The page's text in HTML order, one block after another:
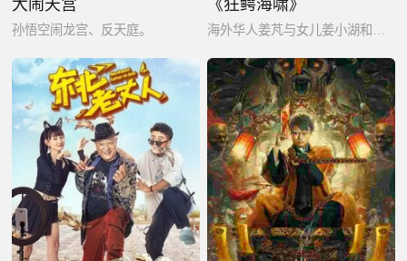
大闹天宫
孙悟空闹龙宫、反天庭。
《狂鳄海啸》